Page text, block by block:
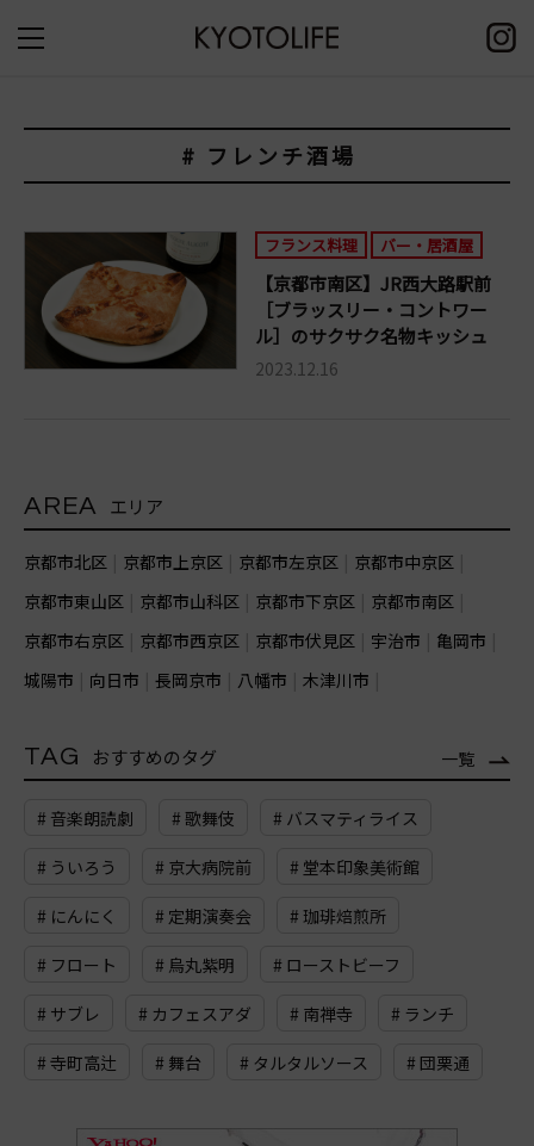
# フレンチ酒場
フランス料理 バー・居酒屋
【京都市南区】JR西大路駅前
［ブラッスリー・コントワー
ル］のサクサク名物キッシュ
2023.12.16
AREA エリア
京都市北区 京都市上京区 京都市左京区
京都市中京区
京都市東山区
京都市山科区 京都市下京区
京都市南区
京都市右京区
京都市西京区 京都市伏見区 宇治市
亀岡市
城陽市
向日市 長岡京市 八幡市 木津川市
TAG おすすめのタグ 一覧
# 音楽朗読劇 # 歌舞伎 # バスマティライス
# ういろう # 京大病院前 # 堂本印象美術館
# にんにく # 定期演奏会 # 珈琲焙煎所
# フロート # 烏丸紫明 # ローストビーフ
# サブレ # カフェスアダ # 南禅寺 # ランチ
# 寺町高辻 # 舞台 # タルタルソース # 団栗通